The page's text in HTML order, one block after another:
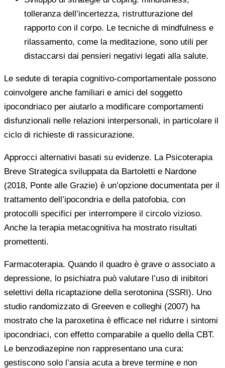
tolleranza dell’incertezza, ristrutturazione del
rapporto con il corpo. Le tecniche di mindfulness e
rilassamento, come la meditazione, sono utili per
distaccarsi dai pensieri negativi legati alla salute.
Le sedute di terapia cognitivo-comportamentale possono
coinvolgere anche familiari e amici del soggetto
ipocondriaco per aiutarlo a modificare comportamenti
disfunzionali nelle relazioni interpersonali, in particolare il
ciclo di richieste di rassicurazione.
Approcci alternativi basati su evidenze. La Psicoterapia
Breve Strategica sviluppata da Bartoletti e Nardone
(2018, Ponte alle Grazie) è un’opzione documentata per il
trattamento dell’ipocondria e della patofobia, con
protocolli specifici per interrompere il circolo vizioso.
Anche la terapia metacognitiva ha mostrato risultati
promettenti.
Farmacoterapia. Quando il quadro è grave o associato a
depressione, lo psichiatra può valutare l’uso di inibitori
selettivi della ricaptazione della serotonina (SSRI). Uno
studio randomizzato di Greeven e colleghi (2007) ha
mostrato che la paroxetina è efficace nel ridurre i sintomi
ipocondriaci, con effetto comparabile a quello della CBT.
Le benzodiazepine non rappresentano una cura:
gestiscono solo l’ansia acuta a breve termine e non